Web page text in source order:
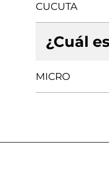
CUCUTA
¿Cuál
MICRO